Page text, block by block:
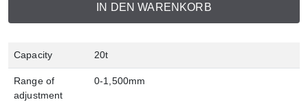
IN DEN WARENKORB
Capacity 20t
Range of
adjustment
0-1,500mm